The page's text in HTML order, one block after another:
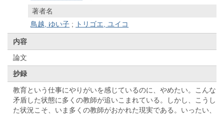
著者名
鳥越, ゆい子 ; トリゴエ, ユイコ
内容
論文
抄録
教育という仕事にやりがいを感じているのに、やめたい。こんな
矛盾した状態に多くの教師が追いこまれている。しかし、こうし
た状況こそ、いま多くの教師がおかれた現実である。いったい、